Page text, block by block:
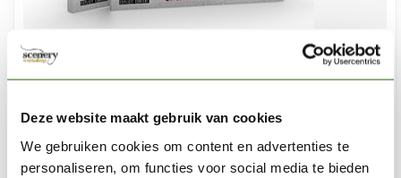
Deze website maakt gebruik van cookies
We gebruiken cookies om content en advertenties te
personaliseren, om functies voor social media te bieden
AK INTERACTIVE
Condemnation Re-Edited Limited Edition - Engels -
168pag - AK297
€44,29
Op voorraad